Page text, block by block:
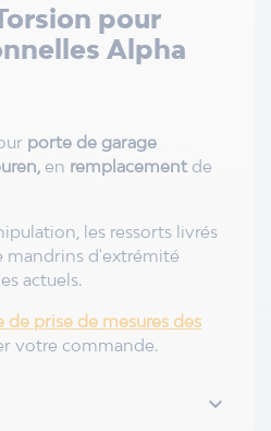
pour
Alpha
porte de garage
en remplacementde
les ressorts livrés
mandrins d'extrémité
actuels.
de prise de mesures des
votre commande.
